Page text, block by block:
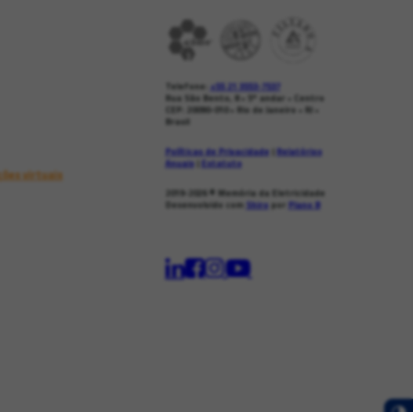
virtuais
Telefone: +55 21 3553-7537
Rua São Bento, 8 • 5º andar • Centro
CEP: 20090-010 • Rio de Janeiro • RJ •
Brasil
Políticas de Privacidade Relatórios
Anuais
Estatuto
2019-2026© Memória da Eletricidade
Desenvolvido com Shiro por Plano B